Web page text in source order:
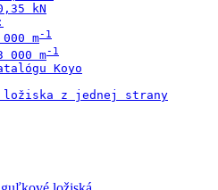
kN
m
000 m
Koyo